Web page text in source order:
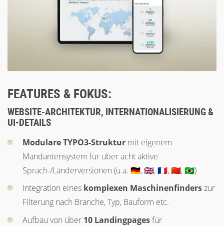
FEATURES & FOKUS:
WEBSITE-ARCHITEKTUR, INTERNATIONALISIERUNG &
UI-DETAILS
Modulare TYPO3-Struktur mit eigenem
Mandantensystem für über acht aktive
Sprach-/Länderversionen (u.a. 🇩🇪, 🇬🇧, 🇫🇷, 🇨🇳, 🇧🇷)
Integration eines komplexen Maschinenfinderszur
Filterung nach Branche, Typ, Bauform etc.
Aufbau von über 10 Landingpagesfür